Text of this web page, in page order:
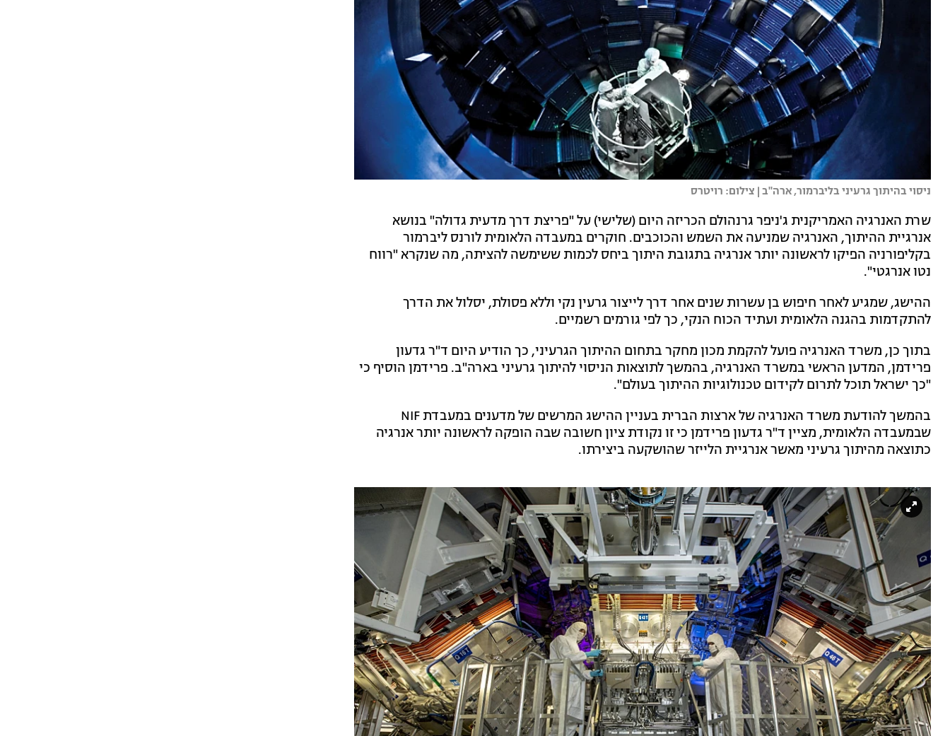
ניסוי בהיתוך גרעיני בליברמור, ארה"ב | צילום: רויטרס
שרת האנרגיה האמריקנית ג'ניפר גרנהולם הכריזה היום (שלישי) על "פריצת דרך מדעית גדולה" בנושא
אנרגיית ההיתוך, האנרגיה שמניעה את השמש והכוכבים. חוקרים במעבדה הלאומית לורנס ליברמור
בקליפורניה הפיקו לראשונה יותר אנרגיה בתגובת היתוך ביחס לכמות ששימשה להציתה, מה שנקרא "רווח
נטו אנרגטי".
ההישג, שמגיע לאחר חיפוש בן עשרות שנים אחר דרך לייצור גרעין נקי וללא פסולת, יסלול את הדרך
להתקדמות בהגנה הלאומית ועתיד הכוח הנקי, כך לפי גורמים רשמיים.
בתוך כן, משרד האנרגיה פועל להקמת מכון מחקר בתחום ההיתוך הגרעיני, כך הודיע היום ד"ר גדעון
פרידמן, המדען הראשי במשרד האנרגיה, בהמשך לתוצאות הניסוי להיתוך גרעיני בארה"ב. פרידמן הוסיף כי
"כך ישראל תוכל לתרום לקידום טכנולוגיות ההיתוך בעולם".
בהמשך להודעת משרד האנרגיה של ארצות הברית בעניין ההישג המרשים של מדענים במעבדת NIF
שבמעבדה הלאומית, מציין ד"ר גדעון פרידמן כי זו נקודת ציון חשובה שבה הופקה לראשונה יותר אנרגיה
כתוצאה מהיתוך גרעיני מאשר אנרגיית הלייזר שהושקעה ביצירתו.